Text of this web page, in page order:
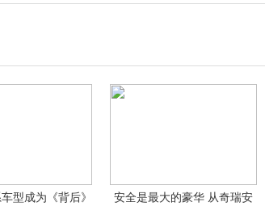
型成为《背后》
安全是最大的豪华 从奇瑞安